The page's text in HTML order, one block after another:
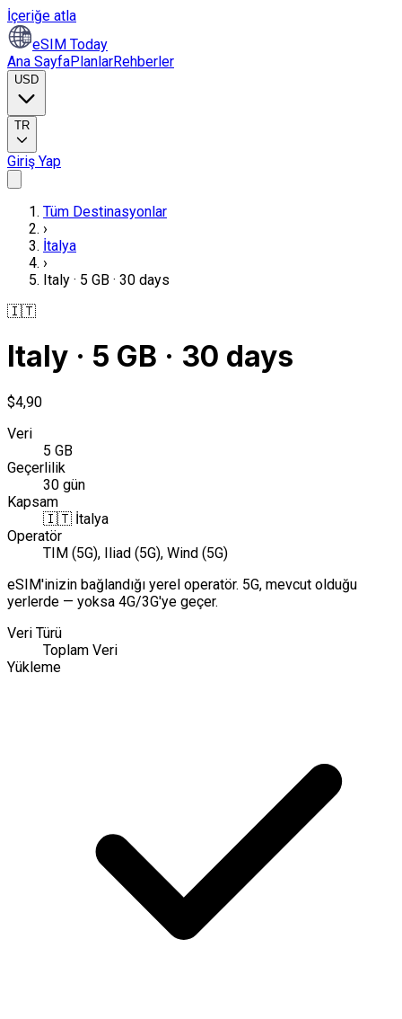
İçeriğe atla
eSIM Today
Ana SayfaPlanlarRehberler
USD
TR
Giriş Yap
Tüm Destinasyonlar
›
İtalya
›
Italy · 5 GB · 30 days
🇮🇹
Italy · 5 GB · 30 days
$4,90
Veri
5 GB
Geçerlilik
30 gün
Kapsam
🇮🇹 İtalya
Operatör
TIM (5G), Iliad (5G), Wind (5G)
eSIM'inizin bağlandığı yerel operatör. 5G, mevcut olduğu
yerlerde — yoksa 4G/3G'ye geçer.
Veri Türü
Toplam Veri
Yükleme